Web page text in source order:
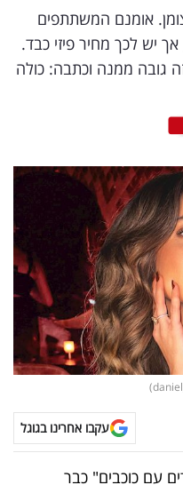
אומנם המשתתפים
יש לכך מחיר פיזי כבד.
גובה ממנה וכתבה: כולה
עקבו אחרינו בגוגל
עם כוכבים" כבר